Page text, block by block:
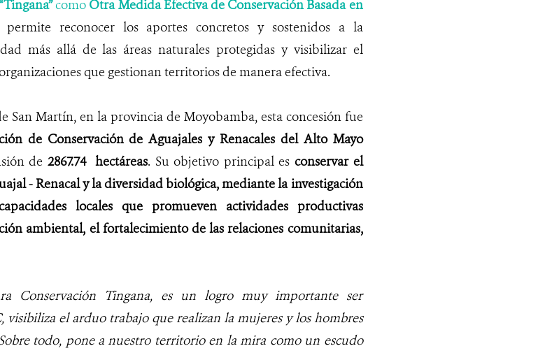
como Otra Medida Efectiva de Conservación Basada en
reconocer los aportes concretos y sostenidos a la
más allá de las áreas naturales protegidas y visibilizar el
que gestionan territorios de manera efectiva.
San Martín, en la provincia de Moyobamba, esta concesión fue
de Conservación de Aguajales y Renacales del Alto Mayo
de 2867.74 hectáreas. Su objetivo principal es conservar el
- Renacal y la diversidad biológica, mediante la investigación
locales que promueven actividades productivas
ambiental, el fortalecimiento de las relaciones comunitarias,
Conservación Tingana, es un logro muy importante ser
visibiliza el arduo trabajo que realizan la mujeres y los hombres
todo, pone a nuestro territorio en la mira como un escudo